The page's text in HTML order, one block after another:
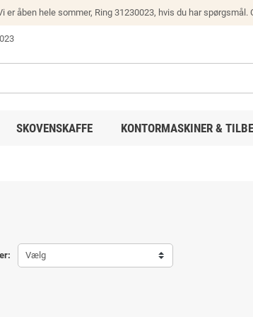
er åben hele sommer, Ring 31230023, hvis du har spørgsmål.
SKOVENSKAFFE KONTORMASKINER &
Vælg